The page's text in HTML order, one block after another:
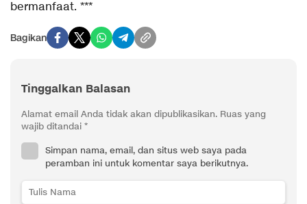
bermanfaat. ***
Bagikan
Tinggalkan Balasan
Alamat email Anda tidak akan dipublikasikan. Ruas yang
wajib ditandai *
Simpan nama, email, dan situs web saya pada
peramban ini untuk komentar saya berikutnya.